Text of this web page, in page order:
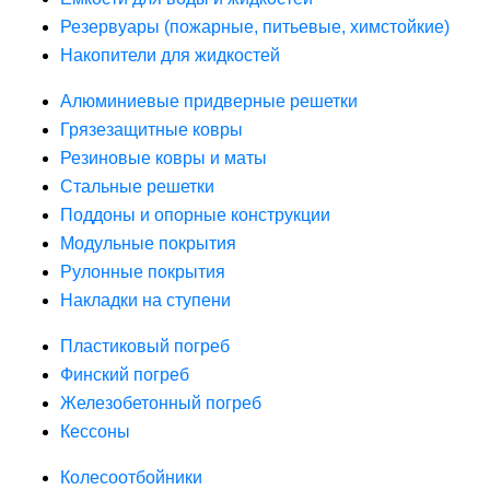
Резервуары (пожарные, питьевые, химстойкие)
Накопители для жидкостей
Алюминиевые придверные решетки
Грязезащитные ковры
Резиновые ковры и маты
Стальные решетки
Поддоны и опорные конструкции
Модульные покрытия
Рулонные покрытия
Накладки на ступени
Пластиковый погреб
Финский погреб
Железобетонный погреб
Кессоны
Колесоотбойники